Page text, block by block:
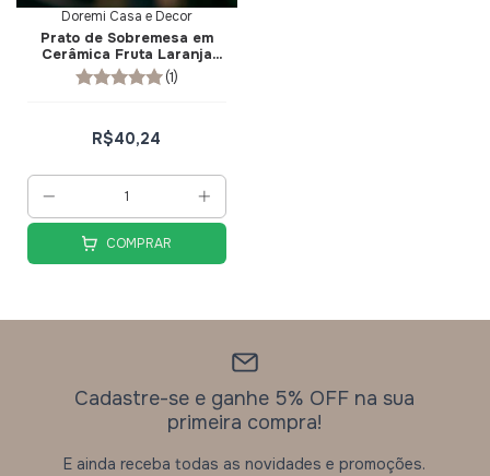
Doremi Casa e Decor
Prato de Sobremesa em
Cerâmica Fruta Laranja
21cm - Doremi Casa e
Decor
(1)
R$40,24
COMPRAR
Cadastre-se e ganhe 5% OFF na sua
primeira compra!
E ainda receba todas as novidades e promoções.